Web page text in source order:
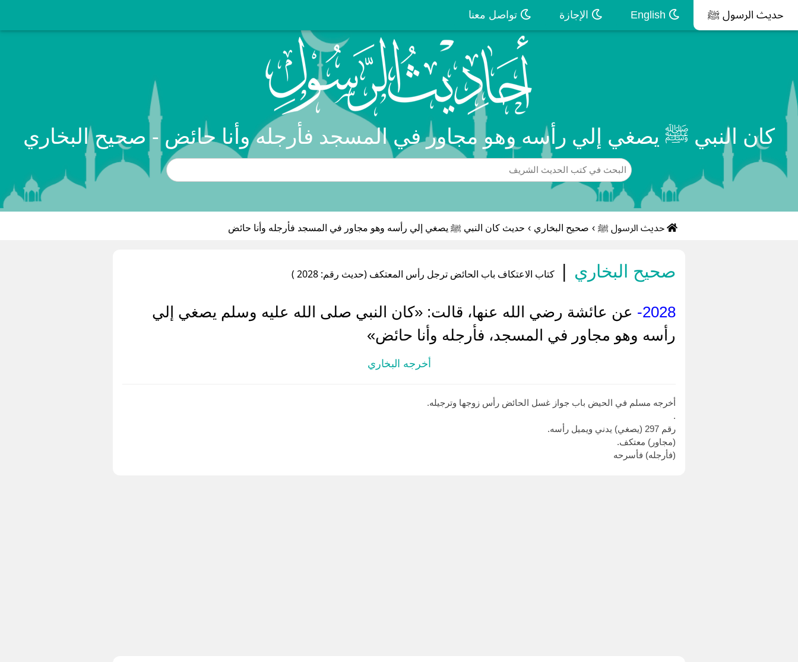
حديث الرسول ﷺ الإجازة تواصل معنا
كان النبي ﷺ يصغي إلي رأسه وهو مجاور في المسجد فأرجله وأنا حائض - صحيح البخاري
حديث الرسول ﷺ › صحيح البخاري › حديث كان النبي ﷺ يصغي إلي رأسه وهو مجاور في المسجد فأرجله وأنا حائض
صحيح البخاري | كتاب الاعتكاف باب الحائض ترجل رأس المعتكف (حديث رقم: 2028 )
2028-
عن عائشة رضي الله عنها، قالت: «كان النبي صلى الله عليه وسلم يصغي إلي
رأسه وهو مجاور في المسجد، فأرجله وأنا حائض»
أخرجه البخاري
أخرجه مسلم في الحيض باب جواز غسل الحائض رأس زوجها وترجيله.
.
رقم 297 (يصغي) يدني ويميل رأسه.
(مجاور) معتكف.
(فأرجله) فأسرحه